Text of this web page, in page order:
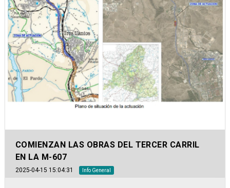
COMIENZAN LAS OBRAS DEL TERCER CARRIL
EN LA M-607
2025-04-15 15:04:31 Info General